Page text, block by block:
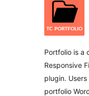
Portfolio is a
Responsive
plugin.
portfolio